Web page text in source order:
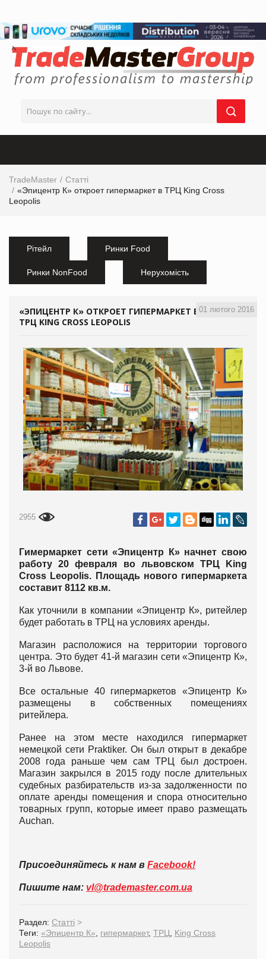
TradeMaster
Статті
«Эпицентр К» откроет гипермаркет в ТРЦ King Cross
Leopolis
Рітейл Ринки Food
Ринки NonFood Нерухомість
01 лютого 2016
«ЭПИЦЕНТР К» ОТКРОЕТ ГИПЕРМАРКЕТ В
ТРЦ KING CROSS LEOPOLIS
2955
Гимермаркет сети «Эпицентр К» начнет свою
работу 20 февраля во львовском ТРЦ King
Cross Leopolis. Площадь нового гипермаркета
составит 8112 кв.м.
Как уточнили в компании «Эпицентр К», ритейлер
будет работать в ТРЦ на условиях аренды.
Магазин расположися на территории торгового
центра. Это будет 41-й магазин сети «Эпицентр К»,
3-й во Львове.
Все остальные 40 гипермаркетов «Эпицентр К»
размещены в собственных помещениях
ритейлера.
Ранее на этом месте находился гипермаркет
немецкой сети Praktiker. Он был открыт в декабре
2008 года раньше чем сам ТРЦ был достроен.
Магазин закрылся в 2015 году после длительных
судебных разбирательств из-за задолженности по
оплате аренды помещения и спора относительно
товарных групп, которые имеет право размещать
Auchan.
Присоединяйтесь к нам в Facebook!
Пишите нам: vl@trademaster.com.ua
Раздел: Статті >
Теги: «Эпицентр К» гипермаркет, ТРЦ
King Cross
Leopolis